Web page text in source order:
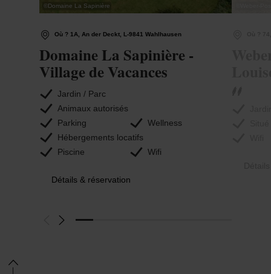
© Domaine La Sapinière
Où ? 1A, An der Deckt, L-9841 Wahlhausen
Domaine La Sapinière -
Village de Vacances
Jardin / Parc
Animaux autorisés
Parking
Wellness
Hébergements locatifs
Piscine
Wifi
Détails & réservation